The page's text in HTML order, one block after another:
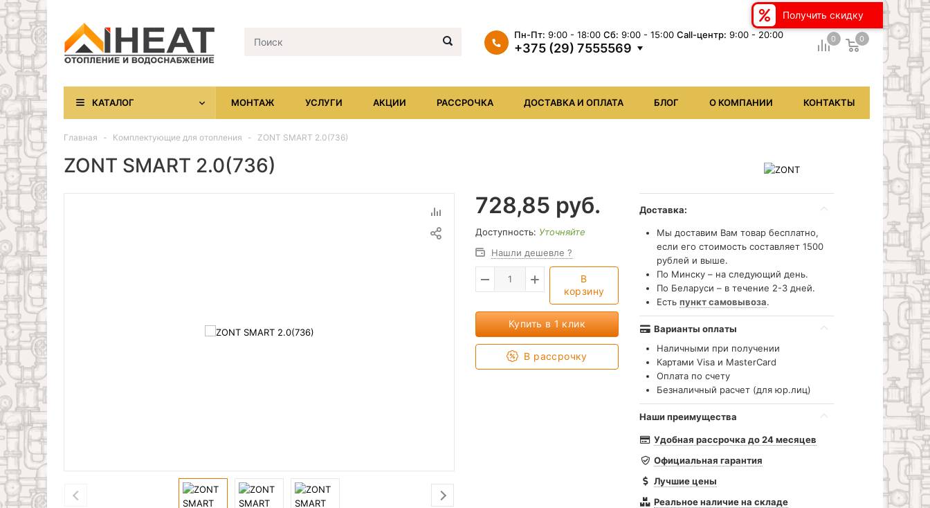
Пн-Пт: 9:00 - 18:00 Сб: 9:00 - 15:00 Сall-центр: 9:00 - 20:00
+375 (29) 7555569
+375 (17) XXX
КАТАЛОГ МОНТАЖ УСЛУГИ АКЦИИ РАССРОЧКА ДОСТАВКА И ОПЛАТА БЛОГ О КОМПАНИИ КОНТАКТЫ
0 0
Главная Комплектующие для отопления ZONT SMART 2.0(736)
ZONT SMART 2.0(736)
728,85 руб.
Доступность: Уточняйте
Нашли дешевле ?
В
корзину
Купить в 1 клик
В рассрочку
Доставка:
Мы доставим Вам товар бесплатно,
если его стоимость составляет 1500
рублей и выше.
По Минску – на следующий день.
По Беларуси – в течение 2-3 дней.
Есть пункт самовывоза.
Варианты оплаты
Наличными при получении
Картами Visa и MasterCard
Оплата по счету
Безналичный расчет (для юр.лиц)
Наши преимущества
Удобная рассрочка до 24 месяцев
Официальная гарантия
Лучшие цены
Реальное наличие на складе
Получить скидку